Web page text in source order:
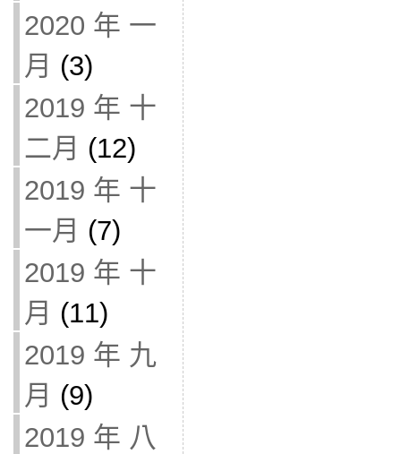
2020 年 一
月 (3)
2019 年 十
二月 (12)
2019 年 十
一月 (7)
2019 年 十
月 (11)
2019 年 九
月 (9)
2019 年 八